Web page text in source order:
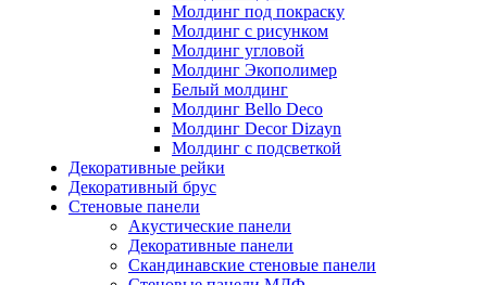
Молдинг под покраску
Молдинг с рисунком
Молдинг угловой
Молдинг Экополимер
Белый молдинг
Молдинг Bello Deco
Молдинг Decor Dizayn
Молдинг с подсветкой
Декоративные рейки
Декоративный брус
Стеновые панели
Акустические панели
Декоративные панели
Скандинавские стеновые панели